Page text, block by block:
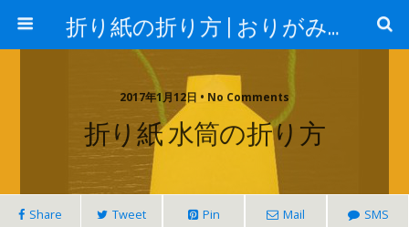
折り紙の折り方 | おりがみランド
2017年1月12日 • No Comments
折り紙 水筒の折り方
Share Tweet Pin Mail SMS